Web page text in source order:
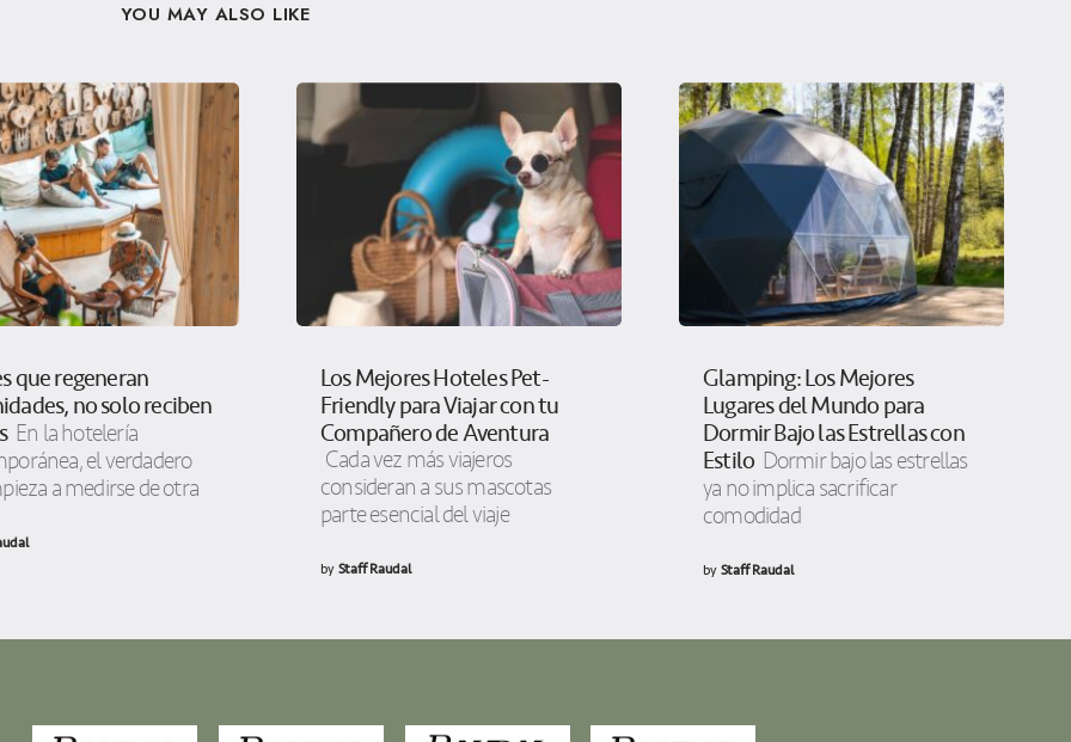
YOU MAY ALSO LIKE
que regeneran
no solo reciben
En la hotelería
el verdadero
a medirse de otra
Los Mejores Hoteles Pet-
Friendly para Viajar con tu
Compañero de Aventura
Cada vez más viajeros
consideran a sus mascotas
parte esencial del viaje
byStaff Raudal
Glamping: Los Mejores
Lugares del Mundo para
Dormir Bajo las Estrellas con
Estilo Dormir bajo las estrellas
ya no implica sacrificar
comodidad
byStaff Raudal